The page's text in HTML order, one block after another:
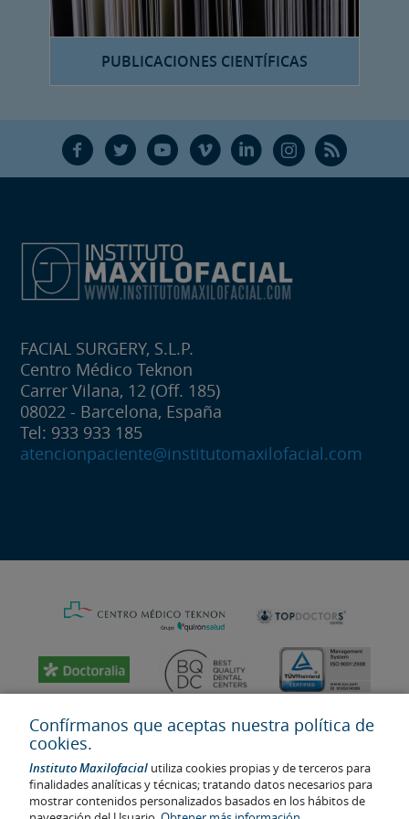
PUBLICACIONES CIENTÍFICAS
F T Y V L Ñ R
FACIAL SURGERY, S.L.P.
Centro Médico Teknon
Carrer Vilana, 12 (Off. 185)
08022 - Barcelona, España
Tel: 933 933 185
atencionpaciente@institutomaxilofacial.com
Confírmanos que aceptas nuestra política de
cookies.
Instituto Maxilofacial utiliza cookies propias y de terceros para
finalidades analíticas y técnicas; tratando datos necesarios para
mostrar contenidos personalizados basados en los hábitos de